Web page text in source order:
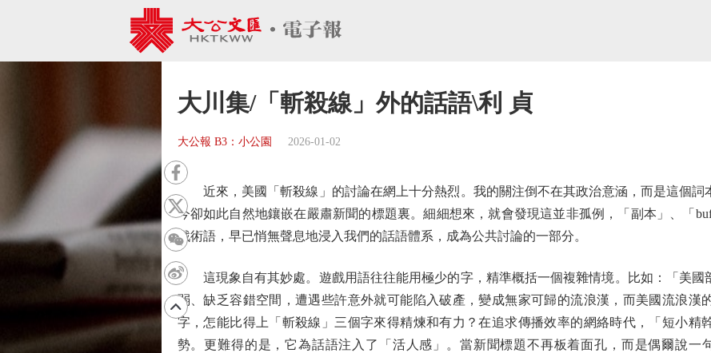
大川集/「斬殺線」外的話語\利 貞
大公報 B3：小公園 2026-01-02
近來，美國「斬殺線」的討論在網上十分熱烈。我的關注倒不在其政治意涵，而是這個
今卻如此自然地鑲嵌在嚴肅新聞的標題裏。細細想來，就會發現這並非孤例，「副本」、「
戲術語，早已悄無聲息地浸入我們的話語體系，成為公共討論的一部分。
這現象自有其妙處。遊戲用語往往能用極少的字，精準概括一個複雜情境。比如：「美國
弱、缺乏容錯空間，遭遇些許意外就可能陷入破產，變成無家可歸的流浪漢，而美國流浪漢
字，怎能比得上「斬殺線」三個字來得精煉和有力？在追求傳播效率的網絡時代，「短小精
勢。更難得的是，它為話語注入了「活人感」。當新聞標題不再板着面孔，而是偶爾說一